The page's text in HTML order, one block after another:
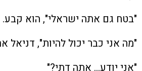
"בטח גם אתה ישראלי", הוא קבע.
"מה אני כבר יכול להיות", דניאל
"אני יודע… אתה דתי?"